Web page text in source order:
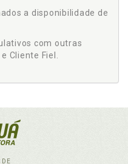
a disponibilidade de
com outras
Cliente Fiel.
DE